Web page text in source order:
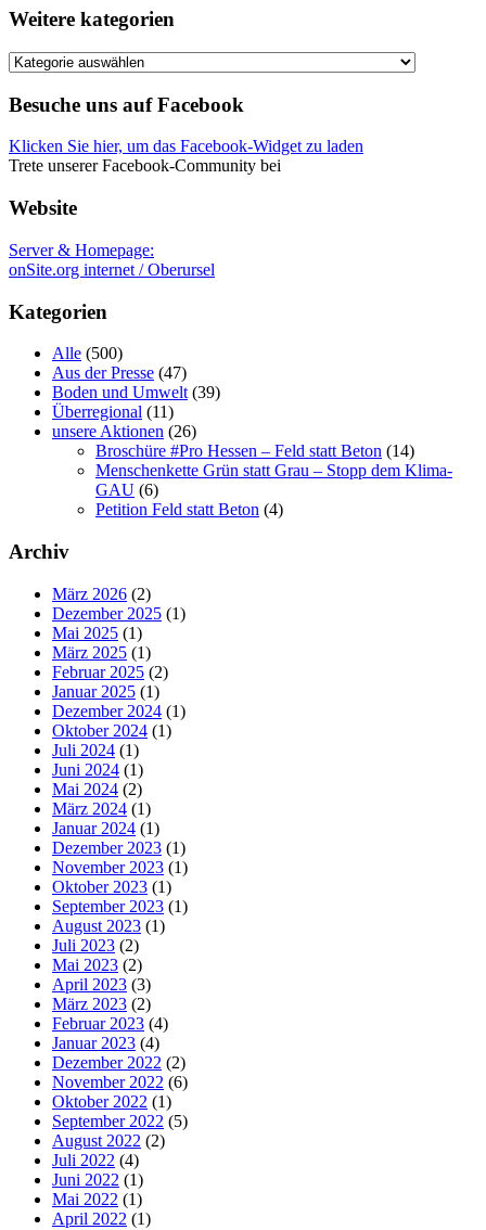
Weitere kategorien
Weitere
Besuche uns auf Facebook
Klicken Sie hier, um das Facebook-Widget zu laden
Trete unserer Facebook-Community bei
Website
Server & Homepage:
onSite.org internet / Oberursel
Kategorien
Alle (500)
Aus der Presse (47)
Boden und Umwelt (39)
Überregional (11)
unsere Aktionen (26)
Broschüre #Pro Hessen – Feld statt Beton (14)
Menschenkette Grün statt Grau – Stopp dem Klima-
GAU (6)
Petition Feld statt Beton (4)
Archiv
März 2026 (2)
Dezember 2025 (1)
Mai 2025 (1)
März 2025 (1)
Februar 2025 (2)
Januar 2025 (1)
Dezember 2024 (1)
Oktober 2024 (1)
Juli 2024 (1)
Juni 2024 (1)
Mai 2024 (2)
März 2024 (1)
Januar 2024 (1)
Dezember 2023 (1)
November 2023 (1)
Oktober 2023 (1)
September 2023 (1)
August 2023 (1)
Juli 2023 (2)
Mai 2023 (2)
April 2023 (3)
März 2023 (2)
Februar 2023 (4)
Januar 2023 (4)
Dezember 2022 (2)
November 2022 (6)
Oktober 2022 (1)
September 2022 (5)
August 2022 (2)
Juli 2022 (4)
Juni 2022 (1)
Mai 2022 (1)
April 2022 (1)